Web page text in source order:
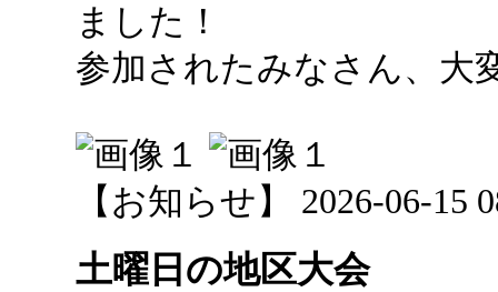
ました！
参加されたみなさん、
【お知らせ】 2026-06-15
土曜日の地区大会